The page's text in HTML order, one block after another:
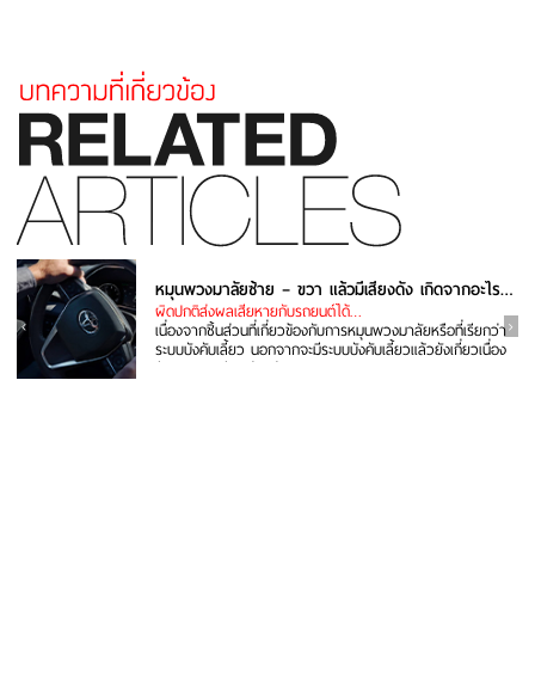
หมุนพวงมาลัยซ้าย – ขวา แล้วมีเสียงดัง เกิดจากอะไร แก้ยังไง
ผิดปกติส่งผลเสียหายกับรถยนต์ได้…
เนื่องจากชิ้นส่วนที่เกี่ยวข้องกับการหมุนพวงมาลัยหรือที่เรียกว่า
ระบบบังคับเลี้ยว นอกจากจะมีระบบบังคับเลี้ยวแล้วยังเกี่ยวเนื่อง
กับระบบรองรับ...อ่านต่อ